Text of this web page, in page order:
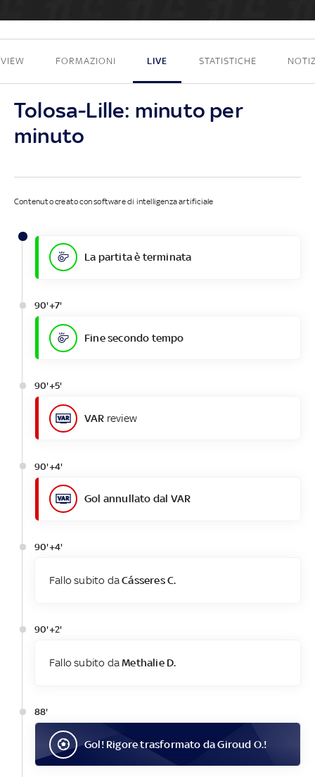
0 - 4
FORMAZIONI LIVE STATISTICHE
Tolosa-Lille: minuto per
minuto
Contenuto creato con software di intelligenza artificiale
La partita è terminata
90'+7'
Fine secondo tempo
90'+5'
VAR review
90'+4'
Gol annullato dal VAR
90'+4'
Fallo subito daCásseres C.
90'+2'
Fallo subito daMethalie D.
88'
Gol! Rigore trasformato daGiroud O.!